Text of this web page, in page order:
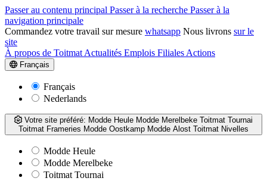
Passer au contenu principal Passer à la recherche Passer à la
navigation principale
Commandez votre travail sur mesure whatsapp Nous livrons sur le
site
À propos de Toitmat Actualités Emplois Filiales Actions
Français
Français
Nederlands
Votre site préféré: Modde Heule Modde Merelbeke Toitmat Tournai
Toitmat Frameries Modde Oostkamp Modde Alost Toitmat Nivelles
Modde Heule
Modde Merelbeke
Toitmat Tournai